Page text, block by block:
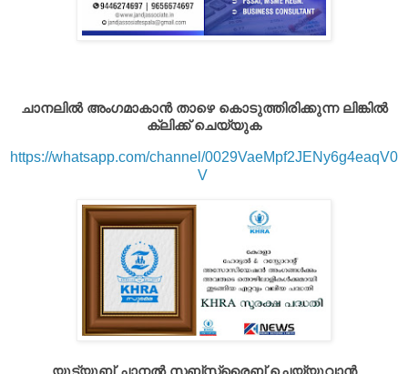
ചാനലിൽ അംഗമാകാൻ താഴെ കൊടുത്തിരിക്കുന്ന ലിങ്കിൽ
ക്ലിക്ക് ചെയ്യുക
https://whatsapp.com/channel/0029VaeMpf2JENy6g4eaqV0
V
യൂട്യൂബ് ചാനൽ സബ്സ്ക്രൈബ് ചെയ്യുവാൻ